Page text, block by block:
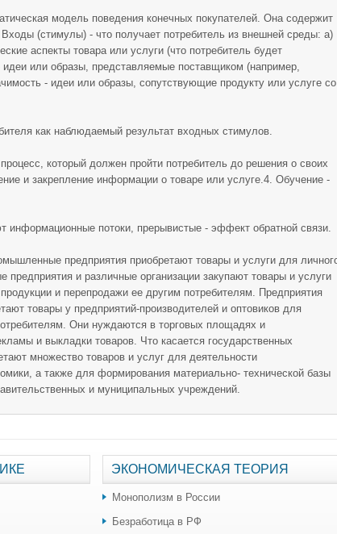
модель поведения конечных покупателей. Она содержит
(стимулы) - что получает потребитель из внешней среды: а)
аспекты товара или услуги (что потребитель будет
или образы, представляемые поставщиком (например,
- идеи или образы, сопутствующие продукту или услуге со
как наблюдаемый результат входных стимулов.
который должен пройти потребитель до решения о своих
и закрепление информации о товаре или услуге.4. Обучение -
информационные потоки, прерывистые - эффект обратной связи.
предприятия приобретают товары и услуги для
и различные организации закупают товары и услуги
и перепродажи ее другим потребителям. Предприятия
товары у предприятий-производителей и оптовиков для
Они нуждаются в торговых площадях и
и выкладки товаров. Что касается государственных
множество товаров и услуг для деятельности
а также для формирования материально- технической базы
и муниципальных учреждений.
ЭКОНОМИЧЕСКАЯ ТЕОРИЯ
Монополизм в России
Безработица в РФ